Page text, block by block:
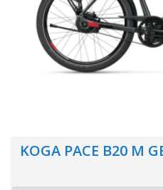
KOGA PACE B20 M